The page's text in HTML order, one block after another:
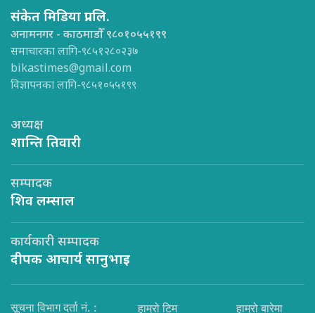
संकेत मिडिया प्रा.लि.
अनामनगर - काठमाडौँ ९८०१०५५१९९
समाचारका लागि-९८५१२८०२३७
bikastimes@gmail.com
विज्ञापनका लागि-९८५१०५५१९९
अध्यक्ष
शान्ति तिवारी
सम्पादक
शिव लम्साल
कार्यकारी सम्पादक
दीपक आचार्य सानुभाइ
सूचना विभाग दर्ता नं. : हाम्रो टिम हाम्रो बारेमा